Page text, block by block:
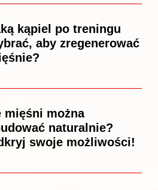
kąpiel po treningu
aby zregenerować
mięśni można
naturalnie?
swoje możliwości!